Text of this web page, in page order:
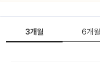
3개월 6개월